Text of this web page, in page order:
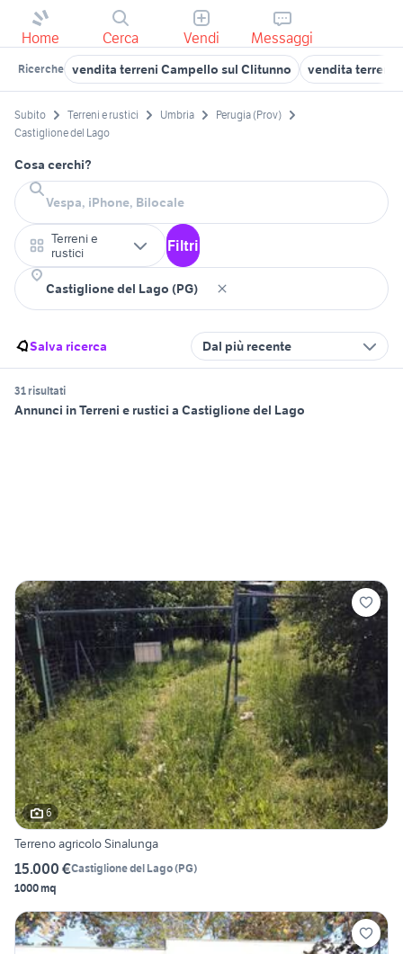
Home Cerca Vendi Messaggi
Ricerche vendita terreni Campello sul Clitunno vendita terreni
Subito Terreni e rustici Umbria
Perugia (Prov)
Castiglione del Lago
Cosa cerchi?
Terreni e
rustici
Filtri
Salva ricerca Dal più recente
31 risultati
Annunci in Terreni e rustici a Castiglione del Lago
6
Terreno agricolo Sinalunga
15.000 €Castiglione del Lago(PG)
1000 mq